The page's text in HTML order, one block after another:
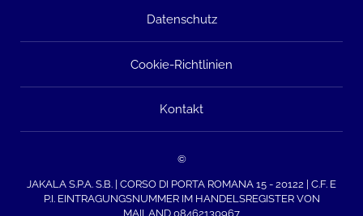
Datenschutz
Cookie-Richtlinien
Kontakt
©
JAKALA S.P.A. S.B. | CORSO DI PORTA ROMANA 15 - 20122 | C.F. E
P.I. EINTRAGUNGSNUMMER IM HANDELSREGISTER VON
MAILAND 08462130967